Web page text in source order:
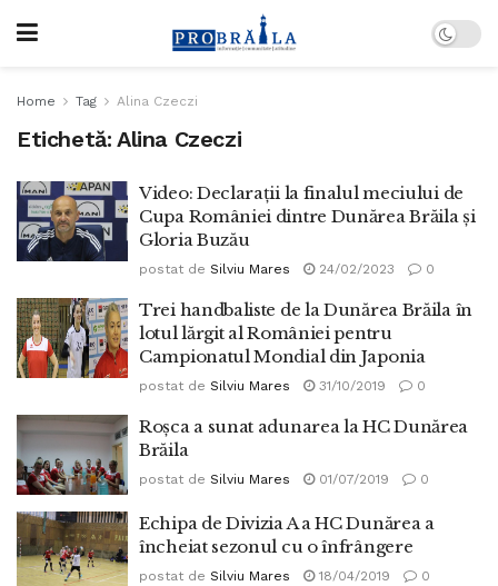
Home Tag Alina Czeczi
Etichetă: Alina Czeczi
Video: Declarații la finalul meciului de
Cupa României dintre Dunărea Brăila și
Gloria Buzău
postat de Silviu Mares 24/02/2023 0
Trei handbaliste de la Dunărea Brăila în
lotul lărgit al României pentru
Campionatul Mondial din Japonia
postat de Silviu Mares 31/10/2019 0
Roșca a sunat adunarea la HC Dunărea
Brăila
postat de Silviu Mares 01/07/2019 0
Echipa de Divizia A a HC Dunărea a
încheiat sezonul cu o înfrângere
postat de Silviu Mares 18/04/2019 0